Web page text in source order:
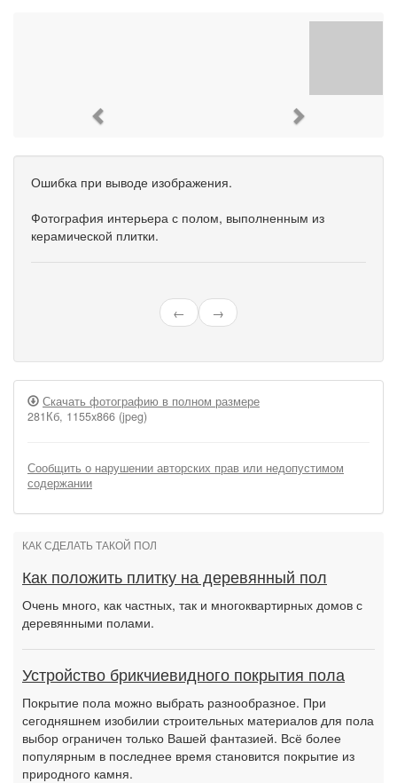
Ошибка при выводе изображения.
Фотография интерьера с полом, выполненным из
керамической плитки.
← →
Скачать фотографию в полном размере
281Кб, 1155x866 (jpeg)
Сообщить о нарушении авторских прав или недопустимом
содержании
КАК СДЕЛАТЬ ТАКОЙ ПОЛ
Как положить плитку на деревянный пол
Очень много, как частных, так и многоквартирных домов с
деревянными полами.
Устройство брикчиевидного покрытия пола
Покрытие пола можно выбрать разнообразное. При
сегодняшнем изобилии строительных материалов для пола
выбор ограничен только Вашей фантазией. Всё более
популярным в последнее время становится покрытие из
природного камня.